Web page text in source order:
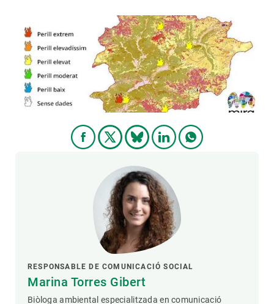
RESPONSABLE DE COMUNICACIÓ SOCIAL
Marina Torres Gibert
Biòloga ambiental especialitzada en comunicació